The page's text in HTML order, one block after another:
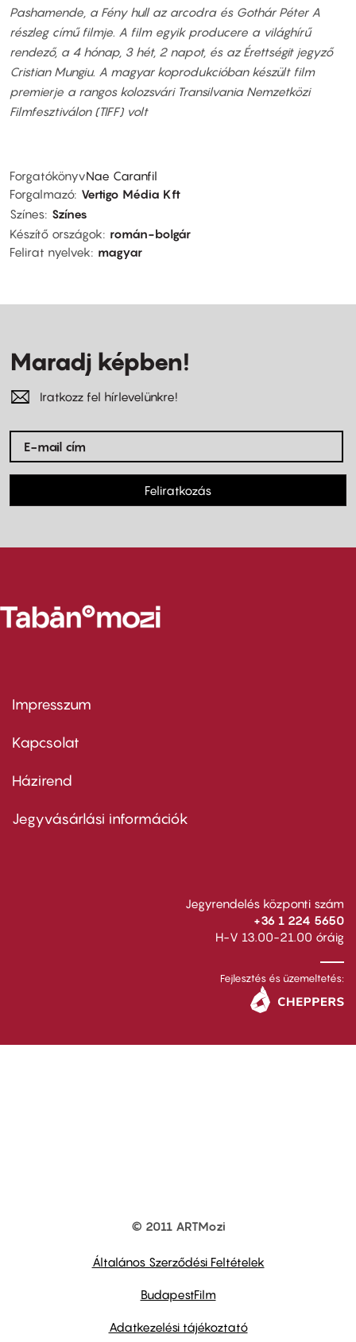
Pashamende, a Fény hull az arcodra és Gothár Péter A
részleg című filmje. A film egyik producere a világhírű
rendező, a 4 hónap, 3 hét, 2 napot, és az Érettségit jegyző
Cristian Mungiu. A magyar koprodukcióban készült film
premierje a rangos kolozsvári Transilvania Nemzetközi
Filmfesztiválon (TIFF) volt
ForgatókönyvNae Caranfil
Forgalmazó Vertigo Média Kft
Színes Színes
Készítő országok
román-bolgár
Felirat nyelvek
magyar
Maradj képben!
Iratkozz fel hírlevelünkre!
Feliratkozás
Footer
first
Impresszum
Kapcsolat
Footer
second
Házirend
Jegyvásárlási információk
Jegyrendelés központi szám
+36 1 224 5650
H-V 13.00-21.00 óráig
Fejlesztés és üzemeltetés:
© 2011 ARTMozi
Általános Szerződési Feltételek
BudapestFilm
Adatkezelési tájékoztató